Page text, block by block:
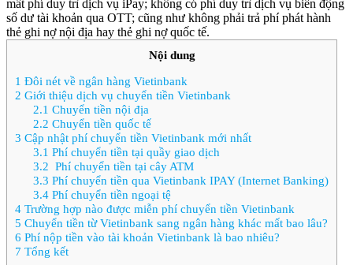
mất phí duy trì dịch vụ iPay; không có phí duy trì dịch vụ biến động
số dư tài khoản qua OTT; cũng như không phải trả phí phát hành
thẻ ghi nợ nội địa hay thẻ ghi nợ quốc tế.
Nội dung
1 Đôi nét về ngân hàng Vietinbank
2 Giới thiệu dịch vụ chuyển tiền Vietinbank
2.1 Chuyển tiền nội địa
2.2 Chuyển tiền quốc tế
3 Cập nhật phí chuyển tiền Vietinbank mới nhất
3.1 Phí chuyển tiền tại quầy giao dịch
3.2 Phí chuyển tiền tại cây ATM
3.3 Phí chuyển tiền qua Vietinbank IPAY (Internet Banking)
3.4Phí chuyển tiền ngoại tệ
4 Trường hợp nào được miễn phí chuyển tiền Vietinbank
5 Chuyển tiền từ Vietinbank sang ngân hàng khác mất bao lâu?
6 Phí nộp tiền vào tài khoản Vietinbank là bao nhiêu?
7 Tổng kết